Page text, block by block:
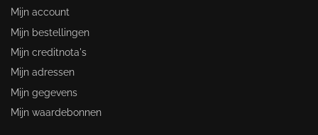
Mijn account
Mijn bestellingen
Mijn creditnota's
Mijn adressen
Mijn gegevens
Mijn waardebonnen